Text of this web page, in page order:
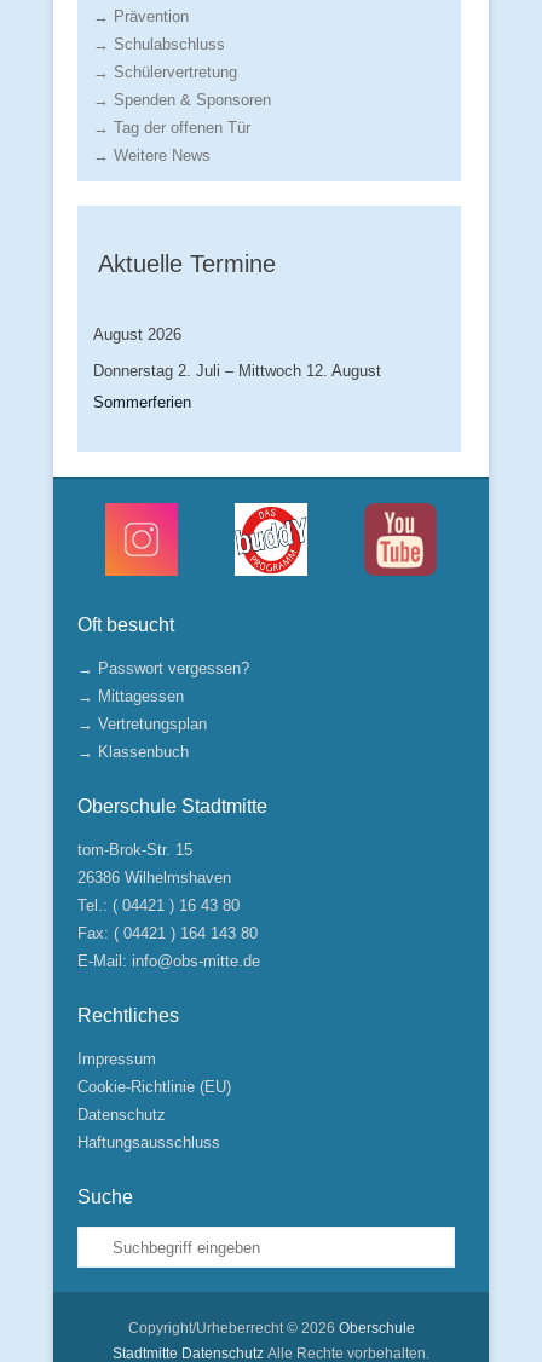
→ Prävention
→ Schulabschluss
→ Schülervertretung
→ Spenden & Sponsoren
→ Tag der offenen Tür
→ Weitere News
Aktuelle Termine
August 2026
Donnerstag 2. Juli – Mittwoch 12. August
Sommerferien
Oft besucht
→ Passwort vergessen?
→ Mittagessen
→ Vertretungsplan
→ Klassenbuch
Oberschule Stadtmitte
tom-Brok-Str. 15
26386 Wilhelmshaven
Tel.: ( 04421 ) 16 43 80
Fax: ( 04421 ) 164 143 80
E-Mail: info@obs-mitte.de
Rechtliches
Impressum
Cookie-Richtlinie (EU)
Datenschutz
Haftungsausschluss
Suche
Suche
Copyright/Urheberrecht © 2026 Oberschule
Stadtmitte Datenschutz Alle Rechte vorbehalten.